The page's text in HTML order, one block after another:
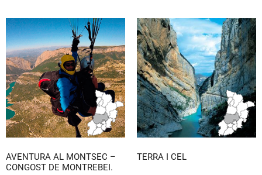
AVENTURA AL MONTSEC –
CONGOST DE MONTREBEI.
TERRA I CEL